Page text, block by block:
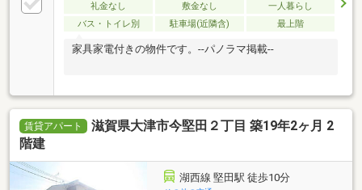
礼金なし 敷金なし
一人暮らし
バス・トイレ別
駐車場(近隣含) 最上階
家具家電付きの物件です。--パノラマ掲載--
賃貸アパート
滋賀県大津市今堅田２丁目 築19年2ヶ月 2
階建
湖西線 堅田駅 徒歩10分